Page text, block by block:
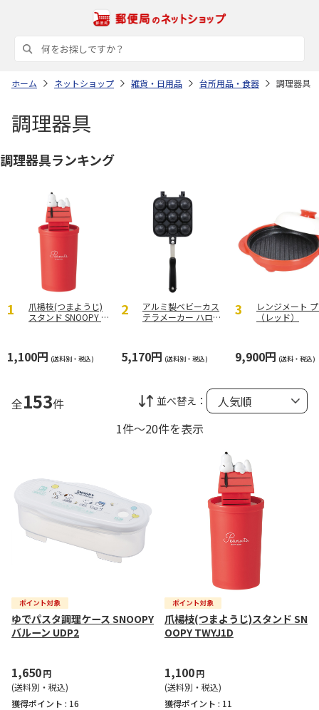
ホーム ネットショップ 雑貨・日用品 台所用品・食器 調理器具
調理器具
調理器具ランキング
爪楊枝(つまようじ)
スタンド SNOOPY T
1,100円 (送料別・税込)
アルミ製ベビーカス
テラメーカー ハロー
5,170円 (送料別・税込)
レンジメート
（レッド）
9,900円 (送料・税込)
全153件 並べ替え：
1件～20件を表示
ゆでパスタ調理ケース SNOOPY
バルーン UDP2
1,650円
(送料別・税込)
獲得ポイント : 16
爪楊枝(つまようじ)スタンド SN
OOPY TWYJ1D
1,100円
(送料別・税込)
獲得ポイント : 11